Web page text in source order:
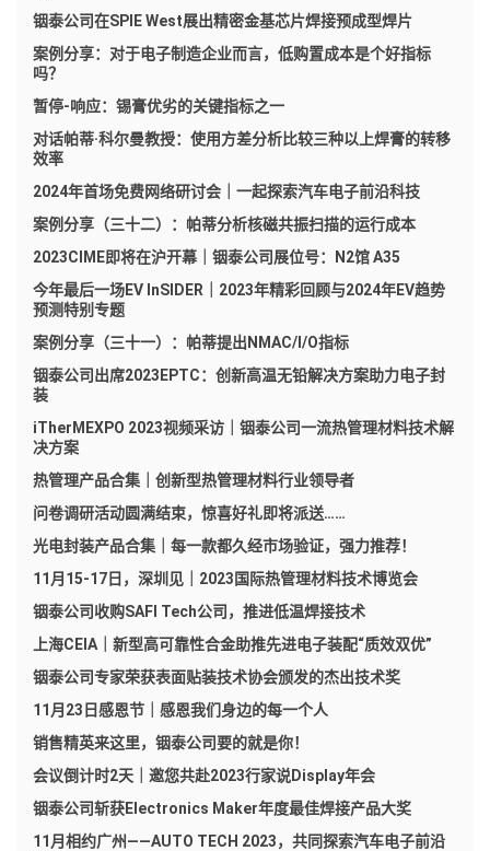
铟泰公司在SPIE West展出精密金基芯片焊接预成型焊片
案例分享：对于电子制造企业而言，低购置成本是个好指标
吗？
暂停-响应：锡膏优劣的关键指标之一
对话帕蒂·科尔曼教授：使用方差分析比较三种以上焊膏的转移
效率
2024年首场免费网络研讨会｜一起探索汽车电子前沿科技
案例分享（三十二）：帕蒂分析核磁共振扫描的运行成本
2023CIME即将在沪开幕｜铟泰公司展位号：N2馆 A35
今年最后一场EV InSIDER｜2023年精彩回顾与2024年EV趋势
预测特别专题
案例分享（三十一）：帕蒂提出NMAC/I/O指标
铟泰公司出席2023EPTC：创新高温无铅解决方案助力电子封
装
iTherMEXPO 2023视频采访｜铟泰公司一流热管理材料技术解
决方案
热管理产品合集｜创新型热管理材料行业领导者
问卷调研活动圆满结束，惊喜好礼即将派送……
光电封装产品合集｜每一款都久经市场验证，强力推荐！
11月15-17日，深圳见｜2023国际热管理材料技术博览会
铟泰公司收购SAFI Tech公司，推进低温焊接技术
上海CEIA｜新型高可靠性合金助推先进电子装配“质效双优”
铟泰公司专家荣获表面贴装技术协会颁发的杰出技术奖
11月23日感恩节｜感恩我们身边的每一个人
销售精英来这里，铟泰公司要的就是你！
会议倒计时2天｜邀您共赴2023行家说Display年会
铟泰公司斩获Electronics Maker年度最佳焊接产品大奖
11月相约广州——AUTO TECH 2023，共同探索汽车电子前沿